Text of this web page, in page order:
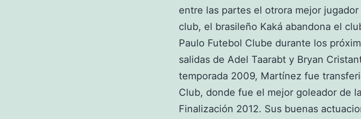
entre las partes el otrora mejor
club, el brasileño Kaká abandona el
Paulo Futebol Clube durante los
salidas de Adel Taarabt y Bryan
temporada 2009, Martínez fue
Club, donde fue el mejor goleador de
Finalización 2012. Sus buenas